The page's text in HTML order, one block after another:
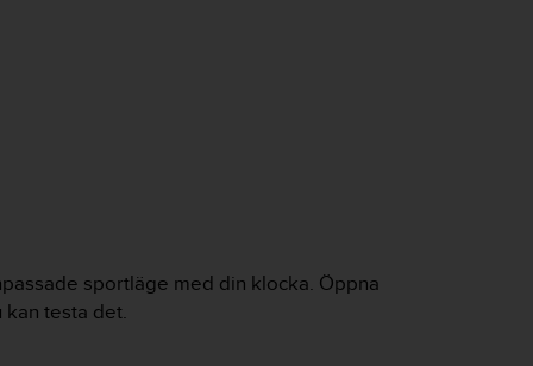
sportläge med din klocka. Öppna
testa det.